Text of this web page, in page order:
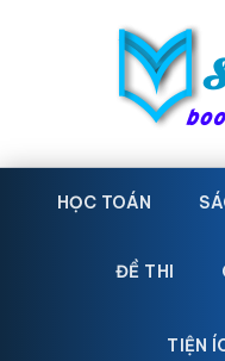
Sách
Toán
Học
toán,HỌC TOÁN
ĐỀ THI
TIỆN